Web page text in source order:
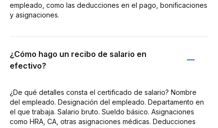
empleado, como las deducciones en el pago, bonificaciones
y asignaciones.
¿Cómo hago un recibo de salario en
efectivo?
¿De qué detalles consta el certificado de salario? Nombre
del empleado. Designación del empleado. Departamento en
el que trabaja. Salario bruto. Sueldo básico. Asignaciones
como HRA, CA, otras asignaciones médicas. Deducciones